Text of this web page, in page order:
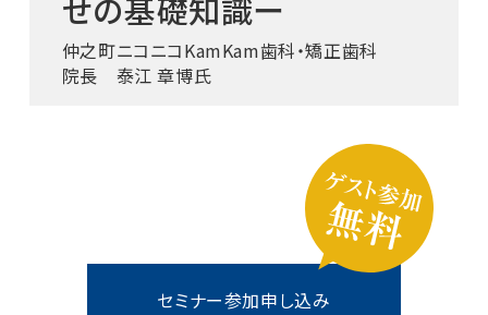
仲之町ニコニコKamKam歯科・矯正歯科
院長 泰江 章博氏
セミナー参加申し込み